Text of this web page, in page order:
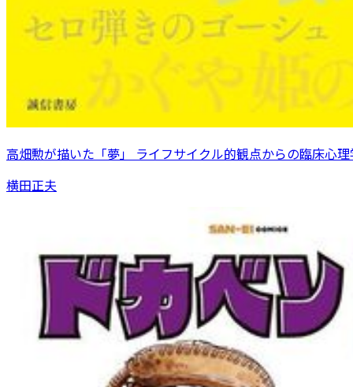
高畑勲が描いた「夢」 ライフサイクル的観点からの臨床心
横田正夫